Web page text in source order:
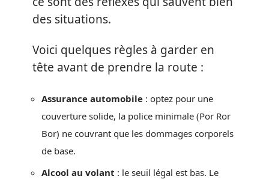
des situations.
Voici quelques règles à garder en
tête avant de prendre la route :
Assurance automobile : optez pour une
couverture solide, la police minimale (Por Ror
Bor) ne couvrant que les dommages corporels
de base.
Alcool au volant : le seuil légal est bas. Le